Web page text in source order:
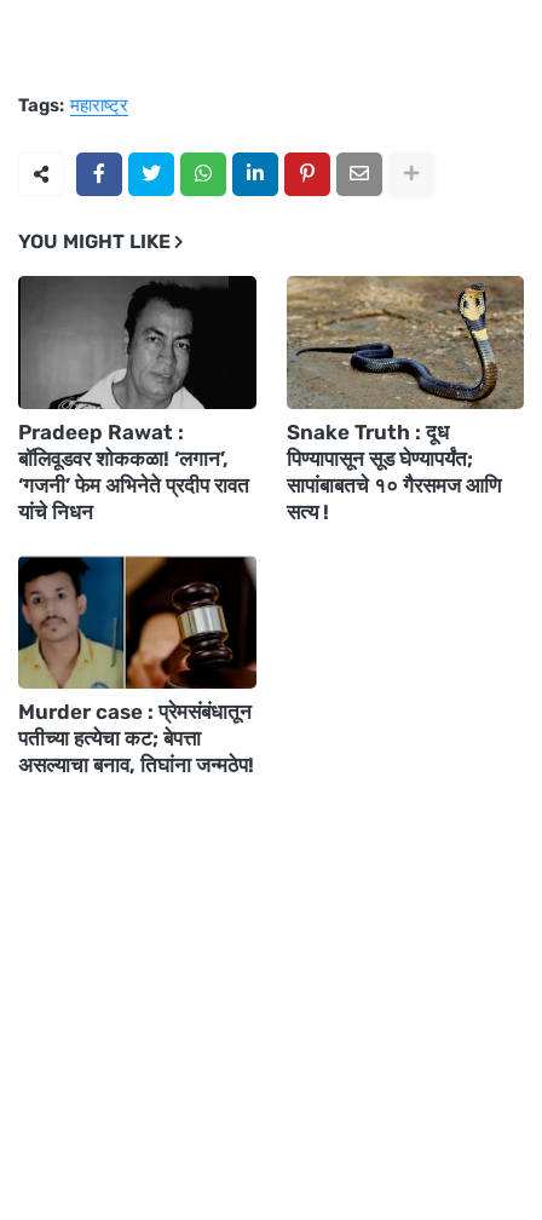
Tags: महाराष्ट्र
YOU MIGHT LIKE
Pradeep Rawat :
बॉलिवूडवर शोककळा! ‘लगान’,
‘गजनी’ फेम अभिनेते प्रदीप रावत
यांचे निधन
Snake Truth : दूध
पिण्यापासून सूड घेण्यापर्यंत;
सापांबाबतचे १० गैरसमज आणि
सत्य !
Murder case : प्रेमसंबंधातून
पतीच्या हत्येचा कट; बेपत्ता
असल्याचा बनाव, तिघांना जन्मठेप!